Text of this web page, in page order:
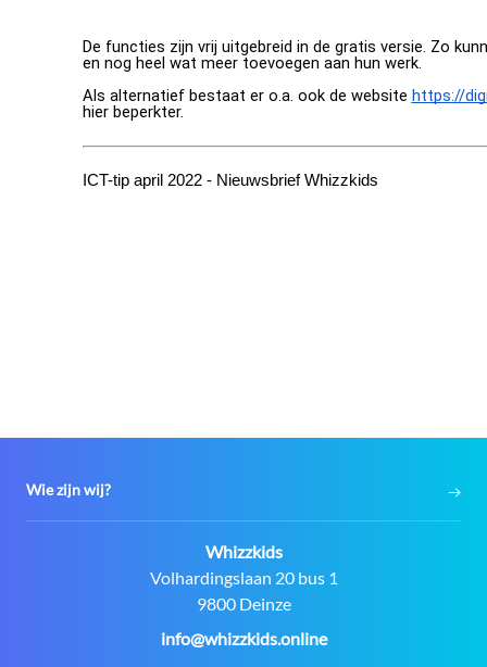
Wie zijn wij?
Contact:
Whizzkids
Adres:
Volhardingslaan 20 bus 1
9800 Deinze
E-
info@whizzkids.online